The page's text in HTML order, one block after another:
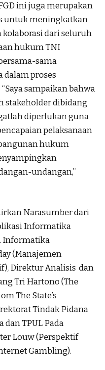
ini juga merupakan
untuk meningkatkan
dari seluruh
hukum TNI
sama
dalam proses
sampaikan bahwa
stakeholder dibidang
diperlukan guna
pelaksanaan
hukum
undangan,”
Narasumber dari
Informatika
Informatika
(Manajemen
Direktur Analisis dan
Tri Hartono (The
The State’s
Tindak Pidana
dan TPUL Pada
Louw (Perspektif
Gambling).